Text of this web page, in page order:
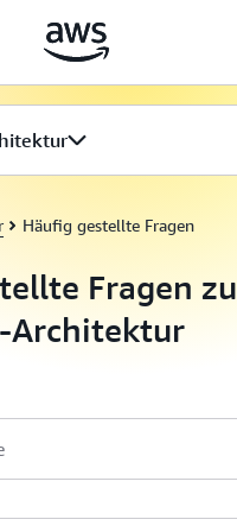
Häufig gestellte Fragen
Fragen zu
Architektur